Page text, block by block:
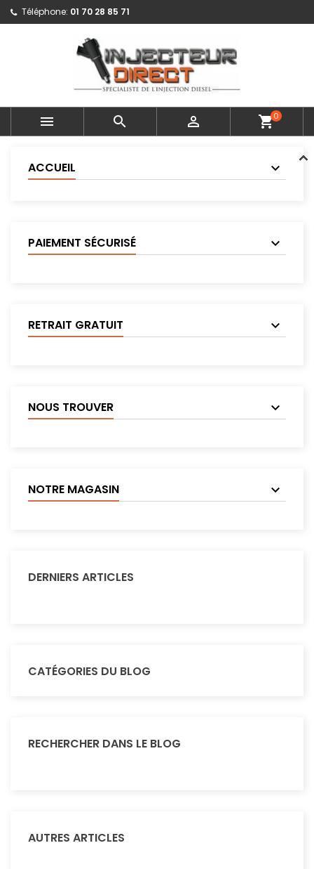
Téléphone: 01 70 28 85 71
   shopping_cart0
ACCUEIL
PAIEMENT SÉCURISÉ
RETRAIT GRATUIT
NOUS TROUVER
NOTRE MAGASIN
DERNIERS ARTICLES
CATÉGORIES DU BLOG
RECHERCHER DANS LE BLOG
AUTRES ARTICLES